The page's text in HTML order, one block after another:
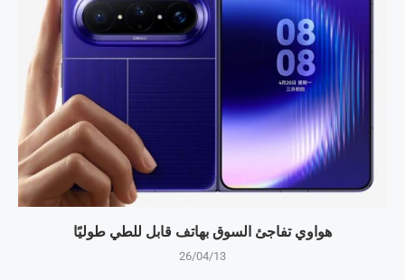
هواوي تفاجئ السوق بهاتف قابل للطي طوليًا
26/04/13